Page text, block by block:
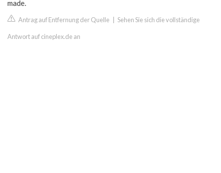
made.
Antrag auf Entfernung der Quelle Sehen Sie sich die vollständige
Antwort auf cineplex.de an